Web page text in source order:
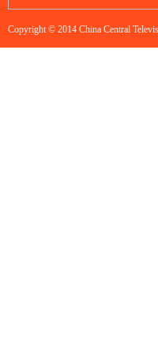
Copyright © 2014 China Central